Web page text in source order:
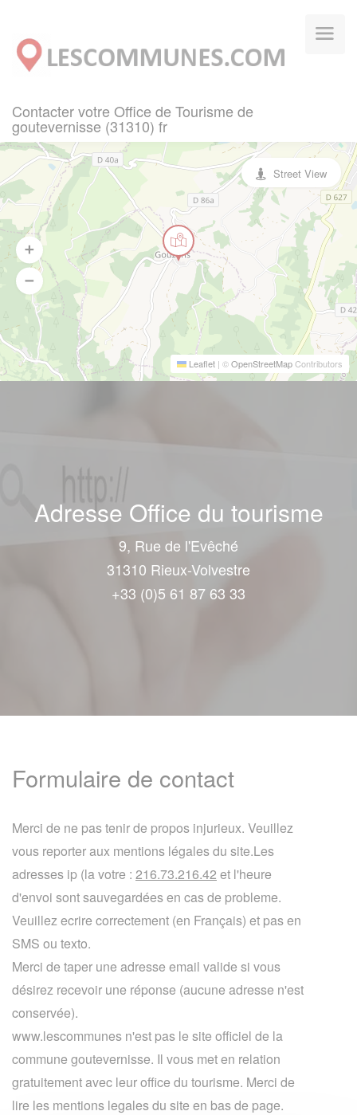
Contacter votre Office de Tourisme de
goutevernisse (31310) fr
Leaflet | ©OpenStreetMapContributors
Street View
Adresse Office du tourisme
9, Rue de l'Evêché
31310 Rieux-Volvestre
+33 (0)5 61 87 63 33
Formulaire de contact
Merci de ne pas tenir de propos injurieux. Veuillez
vous reporter aux mentions légales du site.Les
adresses ip (la votre : 216.73.216.42 et l'heure
d'envoi sont sauvegardées en cas de probleme.
Veuillez ecrire correctement (en Français) et pas en
SMS ou texto.
Merci de taper une adresse email valide si vous
désirez recevoir une réponse (aucune adresse n'est
conservée).
www.lescommunes n'est pas le site officiel de la
commune goutevernisse. Il vous met en relation
gratuitement avec leur office du tourisme. Merci de
lire les mentions legales du site en bas de page.